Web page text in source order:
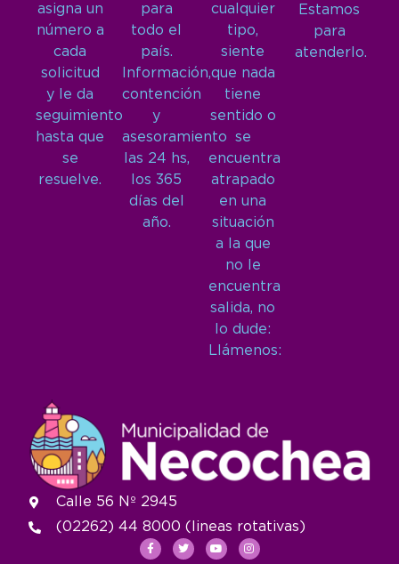
asigna un
número a
cada
solicitud
y le da
seguimiento
hasta que
se
resuelve.
para
todo el
país.
Información,
contención
y
asesoramiento
las 24 hs,
los 365
días del
año.
cualquier
tipo,
siente
que nada
tiene
sentido o
se
encuentra
atrapado
en una
situación
a la que
no le
encuentra
salida, no
lo dude:
Llámenos:
Estamos
para
atenderlo.
Calle 56 Nº 2945
(02262) 44 8000 (lineas rotativas)